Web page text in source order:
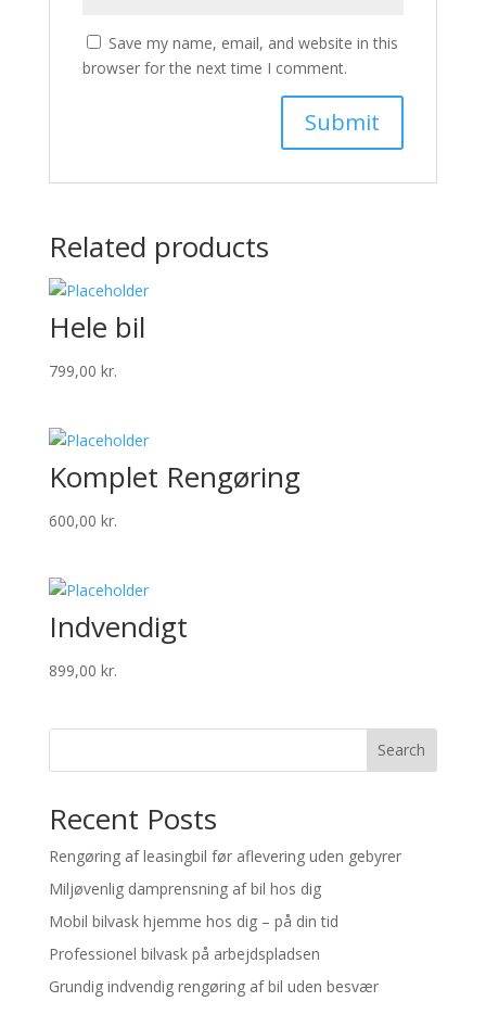
Save my name, email, and website in this
browser for the next time I comment.
Related products
Hele bil
799,00 kr.
Komplet Rengøring
600,00 kr.
Indvendigt
899,00 kr.
Search
Recent Posts
Rengøring af leasingbil før aflevering uden gebyrer
Miljøvenlig damprensning af bil hos dig
Mobil bilvask hjemme hos dig – på din tid
Professionel bilvask på arbejdspladsen
Grundig indvendig rengøring af bil uden besvær